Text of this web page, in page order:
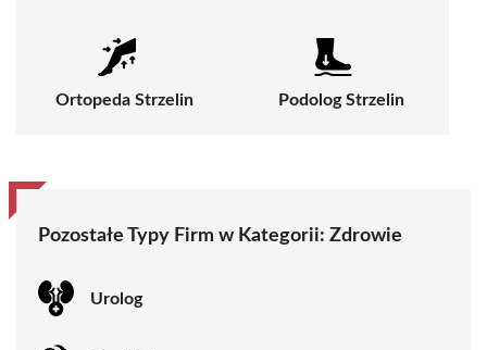
Ortopeda Strzelin Podolog Strzelin
Pozostałe Typy Firm w Kategorii: Zdrowie
Urolog